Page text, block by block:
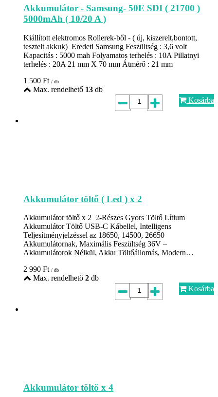
Akkumulátor - Samsung- 50E SDI ( 21700 )
5000mAh ( 10/20 A )
Kiállított elektromos Rollerek-ből - ( új, kiszerelt,bontott,
tesztelt akkuk) Eredeti Samsung Feszültség : 3,6 volt
Kapacitás : 5000 mah Folyamatos terhelés : 10A Pillatnyi
terhelés : 20A 21 mm X 70 mm Átmérő : 21 mm
1 500 Ft / db
Max. rendelhető 13 db
Kosárba
Akkumulátor töltő ( Led ) x 2
Akkumulátor töltő x 2 2-Részes Gyors Töltő Lítium
Akkumulátor Töltő USB-C Kábellel, Intelligens
Teljesítményjelzéssel az 18650, 14500, 26650
Akkumulátornak, Maximális Feszültség 36V –
Akkumulátorok Nélkül, Akku Töltőállomás, Modern…
2 990 Ft / db
Max. rendelhető 2 db
Kosárba
Akkumulátor töltő x 4